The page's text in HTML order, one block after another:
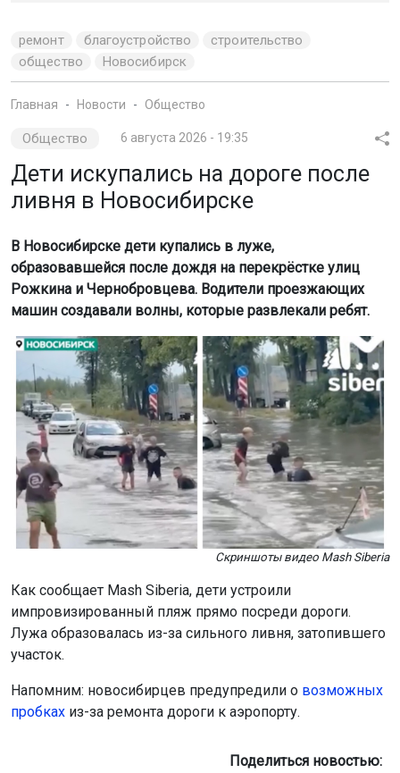
ремонт благоустройство
строительство
общество
Новосибирск
Главная Новости Общество
Общество 6 августа 2026 - 19:35
Дети искупались на дороге после
ливня в Новосибирске
В Новосибирске дети купались в луже,
образовавшейся после дождя на перекрёстке улиц
Рожкина и Чернобровцева. Водители проезжающих
машин создавали волны, которые развлекали ребят.
Скриншоты видео Mash Siberia
Как сообщает Mash Siberia, дети устроили
импровизированный пляж прямо посреди дороги.
Лужа образовалась из-за сильного ливня, затопившего
участок.
Напомним: новосибирцев предупредили о возможных
пробках из-за ремонта дороги к аэропорту.
Поделиться новостью: